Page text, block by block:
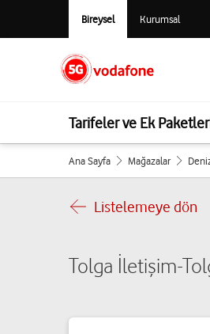
Bireysel Kurumsal
Tarifeler ve Ek Paketler
Ana Sayfa Mağazalar
Listelemeye dön
Tolga İletişim-